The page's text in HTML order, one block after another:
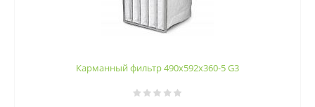
Карманный фильтр 490х592х360-5 G3